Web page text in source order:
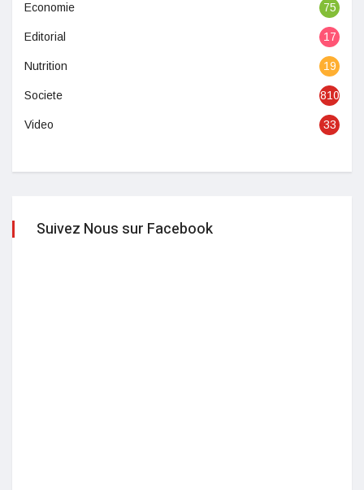
Economie 75
Editorial 17
Nutrition 19
Societe 810
Video 33
Suivez Nous sur Facebook